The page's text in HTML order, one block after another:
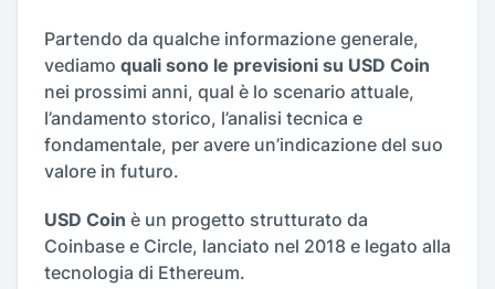
Partendo da qualche informazione generale,
vediamo quali sono le previsioni su USD Coin
nei prossimi anni, qual è lo scenario attuale,
l’andamento storico, l’analisi tecnica e
fondamentale, per avere un’indicazione del suo
valore in futuro.
USD Coin è un progetto strutturato da
Coinbase e Circle, lanciato nel 2018 e legato alla
tecnologia di Ethereum.